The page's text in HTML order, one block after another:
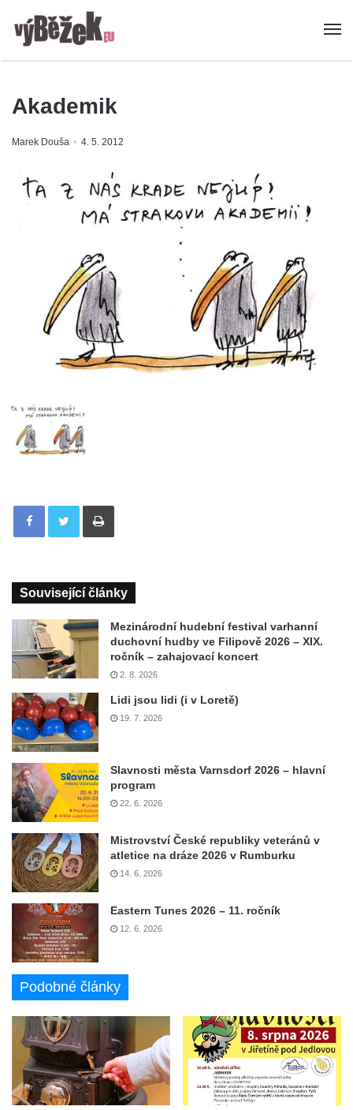
Akademik
Marek Douša 4. 5. 2012
Tisknout
Související články
Mezinárodní hudební festival varhanní
duchovní hudby ve Filipově 2026 – XIX.
ročník – zahajovací koncert
2. 8. 2026
Lidi jsou lidi (i v Loretě)
19. 7. 2026
Slavnosti města Varnsdorf 2026 – hlavní
program
22. 6. 2026
Mistrovství České republiky veteránů v
atletice na dráze 2026 v Rumburku
14. 6. 2026
Eastern Tunes 2026 – 11. ročník
12. 6. 2026
Podobné články